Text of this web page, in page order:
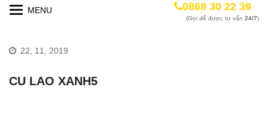
Toggle
0868 30 22 39
(Gọi để được tư vấn 24/7)
22, 11, 2019
CU LAO XANH5